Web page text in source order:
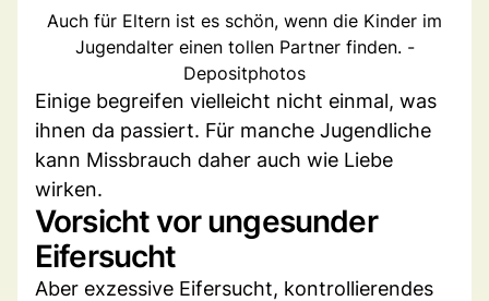
Auch für Eltern ist es schön, wenn die Kinder im
Jugendalter einen tollen Partner finden. -
Depositphotos
Einige begreifen vielleicht nicht einmal, was
ihnen da passiert. Für manche Jugendliche
kann Missbrauch daher auch wie Liebe
wirken.
Vorsicht vor ungesunder
Eifersucht
Aber exzessive Eifersucht, kontrollierendes